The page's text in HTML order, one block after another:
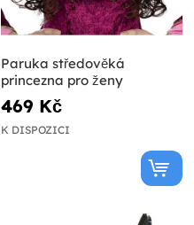
Paruka středověká
princezna pro ženy
469 Kč
K DISPOZICI